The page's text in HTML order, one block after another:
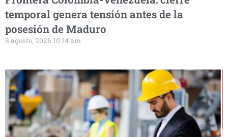
temporal genera tensión antes de la
posesión de Maduro
8 agosto, 2026 10:14 am